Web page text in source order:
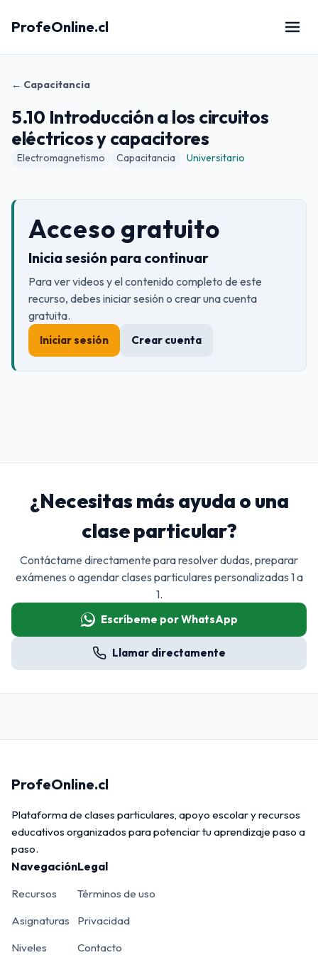
ProfeOnline.cl
← Capacitancia
5.10 Introducción a los circuitos
eléctricos y capacitores
Electromagnetismo Capacitancia Universitario
Acceso gratuito
Inicia sesión para continuar
Para ver videos y el contenido completo de este
recurso, debes iniciar sesión o crear una cuenta
gratuita.
Iniciar sesión Crear cuenta
¿Necesitas más ayuda o una
clase particular?
Contáctame directamente para resolver dudas, preparar
exámenes o agendar clases particulares personalizadas 1 a
1.
Escríbeme por WhatsApp
Llamar directamente
ProfeOnline.cl
Plataforma de clases particulares, apoyo escolar y recursos
educativos organizados para potenciar tu aprendizaje paso a
paso.
Navegación
Recursos
Asignaturas
Niveles
Legal
Términos de uso
Privacidad
Contacto